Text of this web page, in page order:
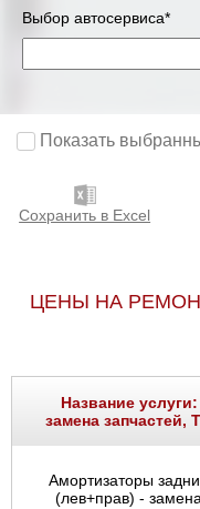
Выбор автосервиса*
Показать
Сохранить в Excel
ЦЕНЫ НА
Название услуги:
замена запчастей,
Амортизаторы
(лев+прав) -